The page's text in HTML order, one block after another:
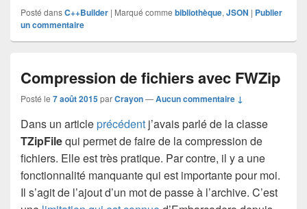
Posté dansC++Builder | Marqué comme bibliothèque, JSON | Publier
un commentaire
Compression de fichiers avec FWZip
Posté le 7 août 2015parCrayon—Aucun commentaire ↓
Dans un articleprécédent j’avais parlé de la classe
TZipFilequi permet de faire de la compression de
fichiers. Elle est très pratique. Par contre, il y a une
fonctionnalité manquante qui est importante pour moi.
Il s’agit de l’ajout d’un mot de passe à l’archive. C’est